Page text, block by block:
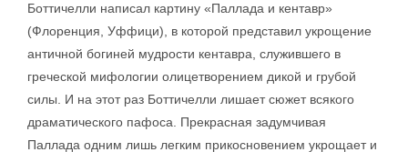
Боттичелли написал картину «Паллада и кентавр»
(Флоренция, Уффици), в которой представил укрощение
античной богиней мудрости кентавра, служившего в
греческой мифологии олицетворением дикой и грубой
силы. И на этот раз Боттичелли лишает сюжет всякого
драматического пафоса. Прекрасная задумчивая
Паллада одним лишь легким прикосновением укрощает и